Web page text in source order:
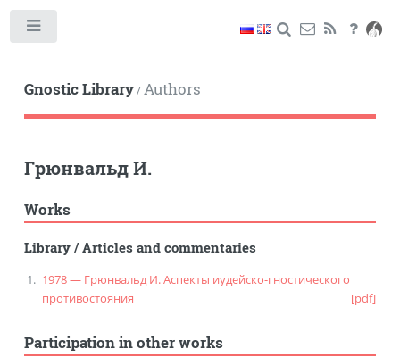
Gnostic Library/Authors
Грюнвальд И.
Works
Library/Articles and commentaries
1978 — Грюнвальд И. Аспекты иудейско-гностического
противостояния
[pdf]
Participation in other works